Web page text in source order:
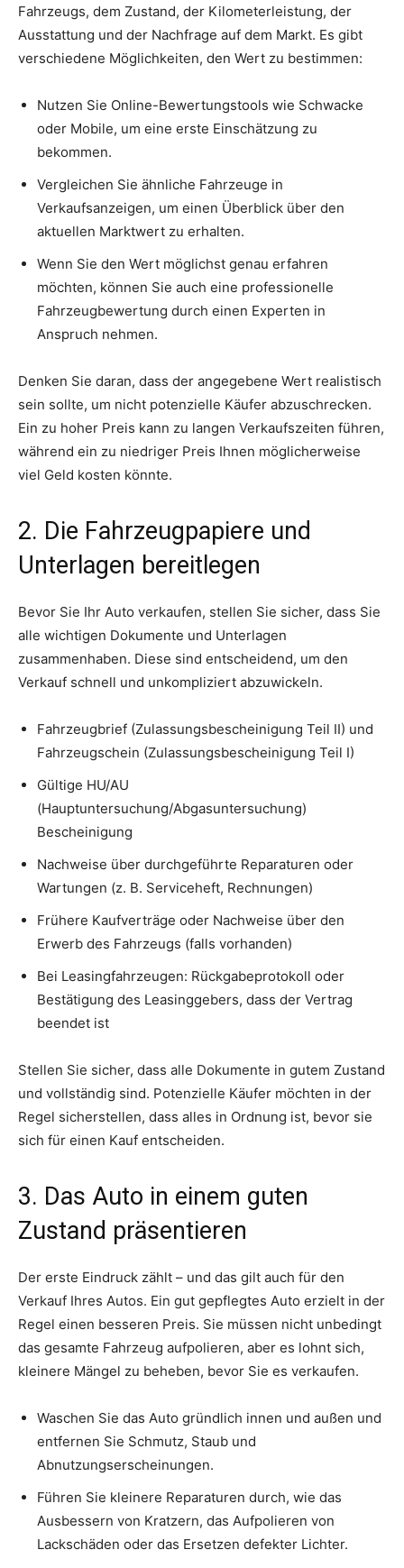
Fahrzeugs, dem Zustand, der Kilometerleistung, der
Ausstattung und der Nachfrage auf dem Markt. Es gibt
verschiedene Möglichkeiten, den Wert zu bestimmen:
Nutzen Sie Online-Bewertungstools wie Schwacke
oder Mobile, um eine erste Einschätzung zu
bekommen.
Vergleichen Sie ähnliche Fahrzeuge in
Verkaufsanzeigen, um einen Überblick über den
aktuellen Marktwert zu erhalten.
Wenn Sie den Wert möglichst genau erfahren
möchten, können Sie auch eine professionelle
Fahrzeugbewertung durch einen Experten in
Anspruch nehmen.
Denken Sie daran, dass der angegebene Wert realistisch
sein sollte, um nicht potenzielle Käufer abzuschrecken.
Ein zu hoher Preis kann zu langen Verkaufszeiten führen,
während ein zu niedriger Preis Ihnen möglicherweise
viel Geld kosten könnte.
2. Die Fahrzeugpapiere und
Unterlagen bereitlegen
Bevor Sie Ihr Auto verkaufen, stellen Sie sicher, dass Sie
alle wichtigen Dokumente und Unterlagen
zusammenhaben. Diese sind entscheidend, um den
Verkauf schnell und unkompliziert abzuwickeln.
Fahrzeugbrief (Zulassungsbescheinigung Teil II) und
Fahrzeugschein (Zulassungsbescheinigung Teil I)
Gültige HU/AU
(Hauptuntersuchung/Abgasuntersuchung)
Bescheinigung
Nachweise über durchgeführte Reparaturen oder
Wartungen (z. B. Serviceheft, Rechnungen)
Frühere Kaufverträge oder Nachweise über den
Erwerb des Fahrzeugs (falls vorhanden)
Bei Leasingfahrzeugen: Rückgabeprotokoll oder
Bestätigung des Leasinggebers, dass der Vertrag
beendet ist
Stellen Sie sicher, dass alle Dokumente in gutem Zustand
und vollständig sind. Potenzielle Käufer möchten in der
Regel sicherstellen, dass alles in Ordnung ist, bevor sie
sich für einen Kauf entscheiden.
3. Das Auto in einem guten
Zustand präsentieren
Der erste Eindruck zählt – und das gilt auch für den
Verkauf Ihres Autos. Ein gut gepflegtes Auto erzielt in der
Regel einen besseren Preis. Sie müssen nicht unbedingt
das gesamte Fahrzeug aufpolieren, aber es lohnt sich,
kleinere Mängel zu beheben, bevor Sie es verkaufen.
Waschen Sie das Auto gründlich innen und außen und
entfernen Sie Schmutz, Staub und
Abnutzungserscheinungen.
Führen Sie kleinere Reparaturen durch, wie das
Ausbessern von Kratzern, das Aufpolieren von
Lackschäden oder das Ersetzen defekter Lichter.